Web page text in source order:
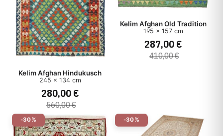
Kelim Afghan Hindukusch
245 x 134 cm
280,00 €
560,00 €
Kelim Afghan Old Tradition
195 x 157 cm
287,00 €
410,00 €
-30% -30%